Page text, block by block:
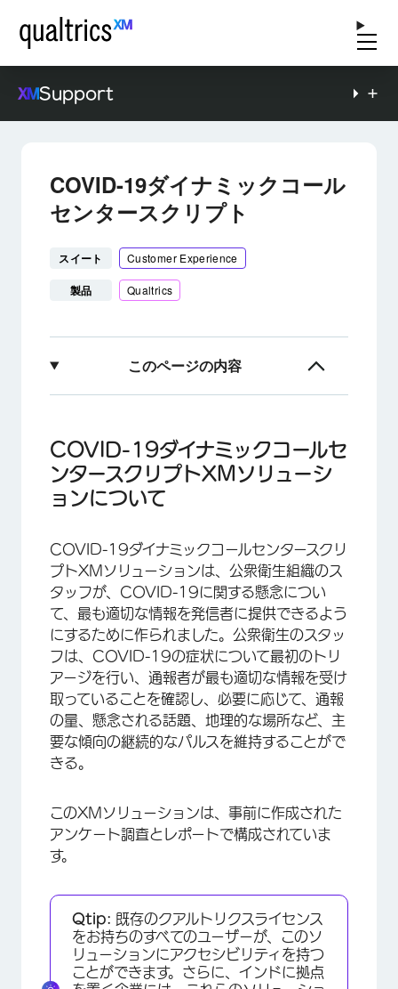
Support
COVID-19ダイナミックコール
センタースクリプト
スイート Customer Experience
製品 Qualtrics
このページの内容
方法
COVID-19ダイナミック・コール・センター・ス
アンケート調査のカスタマイズ
XMソリューションの配信
レポート
毎週の回答通知
利用規約：COVID-19ソリューションズ
その他の無料COVID-19 XMソリューション
FAQs
COVID-19ダイナミックコールセ
ンタースクリプトXMソリューシ
ョンについて
COVID-19ダイナミックコールセンタースクリ
プトXMソリューションは、公衆衛生組織のス
タッフが、COVID-19に関する懸念につい
て、最も適切な情報を発信者に提供できるよう
にするために作られました。公衆衛生のスタッ
フは、COVID-19の症状について最初のトリ
アージを行い、通報者が最も適切な情報を受け
取っていることを確認し、必要に応じて、通報
の量、懸念される話題、地理的な場所など、主
要な傾向の継続的なパルスを維持することがで
きる。
このXMソリューションは、事前に作成された
アンケート調査とレポートで構成されていま
す。
Qtip: 既存のクアルトリクスライセンス
をお持ちのすべてのユーザーが、このソ
リューションにアクセシビリティを持つ
ことができます。さらに、インドに拠点